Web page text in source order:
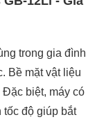
trong gia đình
Bề mặt vật liệu
Đặc biệt, máy có
độ giúp bắt